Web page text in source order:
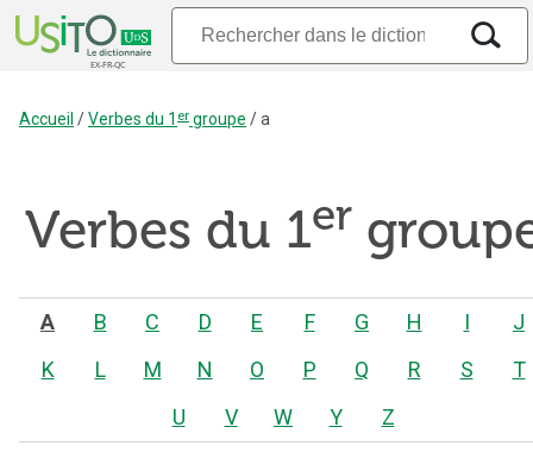
Accueil /Verbes du 1 er groupe /a
Verbes du 1er
A B C D E F G H I
J
K
L M N O P Q R S
T
U
V W Y Z